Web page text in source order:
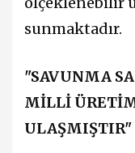
sunmaktadır.
"SAVUNMA
MİLLİ
ULAŞMIŞTIR"